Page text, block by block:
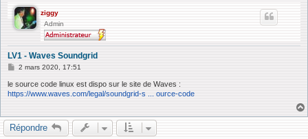
ziggy
Admin
LV1 - Waves Soundgrid
M
s
s
a
e
2 mars 2020, 17:51
le source code linux est dispo sur le site de Waves :
https://www.waves.com/legal/soundgrid-s ... ource-code
Répondre